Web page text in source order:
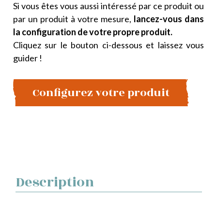
Si vous êtes vous aussi intéressé par ce produit ou
par un produit à votre mesure, lancez-vous dans
la configuration de votre propre produit.
Cliquez sur le bouton ci-dessous et laissez vous
guider !
Configurez votre produit
Description